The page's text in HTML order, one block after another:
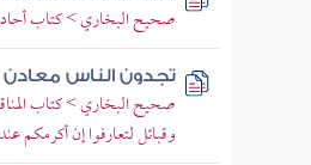
صحيح البخاري > كتاب
تجدون الناس معادن
صحيح البخاري > كتاب
وقبائل لتعارفوا إن أكرمكم